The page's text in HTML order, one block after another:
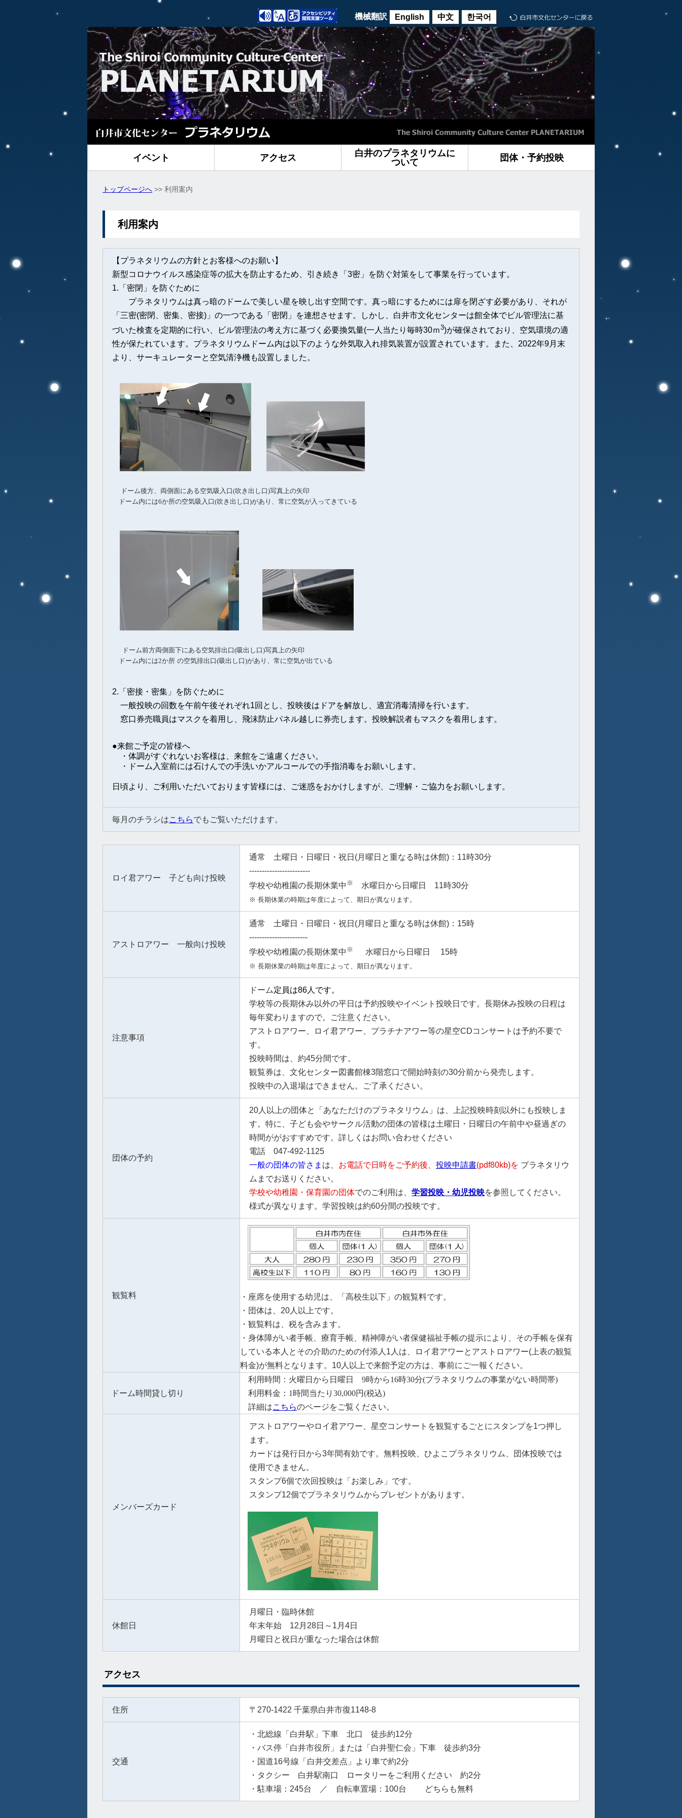
機械翻訳 English 中文 한국어
イベント アクセス
白井のプラネタリウムに
ついて
団体・予約投映
トップページへ >> 利用案内
利用案内
【 プラネタリウムの方針とお客様へのお願い】
新型コロナウイルス感染症等の拡大を防止するため、引き続き「3密」を防ぐ対策をして事業を行っています。
1.「密閉」を防ぐために
プラネタリウムは真っ暗のドームで美しい星を映し出す空間です。真っ暗にするためには扉を閉ざす必要があり、それが
「三密(密閉、密集、密接)」の一つである「密閉」を連想させます。しかし、白井市文化センターは館全体でビル管理法に基
づいた検査を定期的に行い、ビル管理法の考え方に基づく必要換気量(一人当たり毎時30ｍ3)が確保されており、空気環境の適
性が保たれています。プラネタリウムドーム内は以下のような外気取入れ排気装置が設置されています。また、2022年9月末
より、サーキュレーターと空気清浄機も設置しました。
ドーム後方、両側面にある空気吸入口(吹き出し口)写真上の矢印
ドーム内には6か所の空気吸入口(吹き出し口)があり、 常に空気が入ってきている
ドーム前方両側面下にある空気排出口(吸出し口)写真上の矢印
ドーム内には2か所 の空気排出口(吸出し口)があり、 常に空気が出ている
2.「密接・密集」を防ぐために
一般投映の回数を午前午後それぞれ1回とし、投映後はドアを解放し、適宜消毒清掃を行います。
窓口券売職員はマスクを着用し、飛沫防止パネル越しに券売します。投映解説者もマスクを着用します。
●来館ご予定の皆様へ
・体調がすぐれないお客様は、来館をご遠慮ください。
・ドーム入室前には石けんでの手洗いかアルコールでの手指消毒をお願いします。
日頃より、ご利用いただいております皆様には、ご迷惑をおかけしますが、ご理解・ご協力をお願いします。
毎月のチラシはこちらでもご覧いただけます。
ロイ君アワー 子ども向け投映
通常 土曜日・日曜日・祝日(月曜日と重なる時は休館)：11時30分
------------------------
学校や幼稚園の長期休業中 ※ 水曜日から日曜日 11時30分
※ 長期休業の時期は年度によって、期日が異なります。
アストロアワー 一般向け投映
通常 土曜日・日曜日・祝日(月曜日と重なる時は休館)：15時
-----------------------
学校や幼稚園の長期休業中 ※ 水曜日から日曜日 15時
※ 長期休業の時期は年度によって、期日が異なります。
注意事項
ドーム定員は86人です。
学校等の長期休み以外の平日は予約投映やイベント投映日です。長期休み投映の日程は
毎年変わりますので。ご注意ください。
アストロアワー、ロイ君アワー、プラチナアワー等の星空CDコンサートは予約不要で
す。
投映時間は、約45分間です。
観覧券は、文化センター図書館棟3階窓口で開始時刻の30分前から発売します。
投映中の入退場はできません。ご了承ください。
団体の予約
20人以上の団体と「あなただけのプラネタリウム」は、上記投映時刻以外にも投映しま
す。特に、子ども会やサークル活動の団体の皆様は土曜日・日曜日の午前中や昼過ぎの
時間ががおすすめです。詳しくはお問い合わせください
電話 047-492-1125
一般の団体の皆さま は、 お電話で日時をご予約後、 投映申請書(pdf80kb)を プラネタリウ
ムまでお送りください。
学校や幼稚園・保育園の団体でのご利用は、 学習投映・幼児投映を参照してください。
様式が異なります。学習投映は約60分間の投映です。
観覧料
・座席を使用する幼児は、「高校生以下」の観覧料です。
・団体は、20人以上です。
・観覧料は、税を含みます。
・身体障がい者手帳、療育手帳、精神障がい者保健福祉手帳の提示により、その手帳を保有
している本人とその介助のための付添人1人は、ロイ君アワーとアストロアワー(上表の観覧
料金)が無料となります。10人以上で来館予定の方は、事前にご一報ください。
ドーム時間貸し切り
利用時間：火曜日から日曜日 9時から16時30分(プラネタリウムの事業がない時間帯)
利用料金： 1 時間当たり 30,000円(税込)
詳細はこちらのページをご覧ください。
メンバーズカード
アストロアワーやロイ君アワー、星空コンサートを観覧するごとにスタンプを1つ押し
ます。
カードは発行日から3年間有効です。無料投映、ひよこプラネタリウム、団体投映では
使用できません。
スタンプ6個で次回投映は「お楽しみ」です。
スタンプ12個でプラネタリウムからプレゼントがあります。
休館日
月曜日・臨時休館
年末年始 12月28日～1月4日
月曜日と祝日が重なった場合は休館
アクセス
住所 〒270-1422 千葉県白井市復1148-8
交通
・北総線「白井駅」下車 北口 徒歩約12分
・バス停「白井市役所」または「白井聖仁会」下車 徒歩約3分
・国道16号線「白井交差点」より車で約2分
・タクシー 白井駅南口 ロータリーをご利用ください 約2分
・駐車場：245台 ／ 自転車置場：100台 どちらも無料